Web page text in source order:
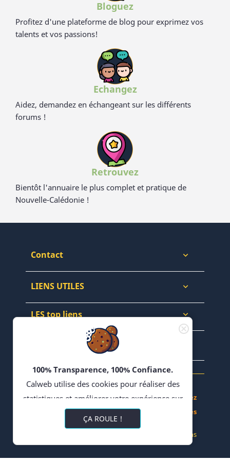
Bloguez
Profitez d'une plateforme de blog pour exprimez vos
talents et vos passions!
Echangez
Aidez, demandez en échangeant sur les différents
forums !
Retrouvez
Bientôt l'annuaire le plus complet et pratique de
Nouvelle-Calédonie !
Contact 
LIENS UTILES 
LES top liens 
NEWSLETTERS & WEB
100% Transparence, 100% Confiance.
Calweb utilise des cookies pour réaliser des
statistiques et améliorer votre expérience sur
son site. En poursuivant votre navigation,
vous acceptez l'utilisation de cookies ou
partenaire tiers pour la diffusion de publicités
ÇA ROULE !
Achetez, Vendez - Échangez en Forums - Bloguez
- Partagez vos Recettes
Réalisation Impulsions